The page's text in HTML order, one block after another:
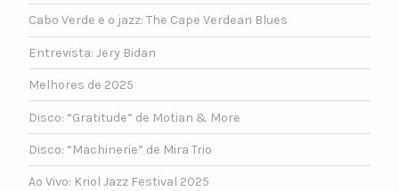
Cabo Verde e o jazz: The Cape Verdean Blues
Entrevista: Jery Bidan
Melhores de 2025
Disco: “Gratitude” de Motian & More
Disco: “Machinerie” de Mira Trio
Ao Vivo: Kriol Jazz Festival 2025